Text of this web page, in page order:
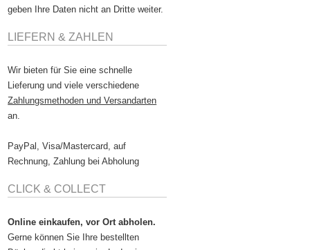
geben Ihre Daten nicht an Dritte weiter.
LIEFERN & ZAHLEN
Wir bieten für Sie eine schnelle
Lieferung und viele verschiedene
Zahlungsmethoden und Versandarten
an.
PayPal, Visa/Mastercard, auf
Rechnung, Zahlung bei Abholung
CLICK & COLLECT
Online einkaufen, vor Ort abholen.
Gerne können Sie Ihre bestellten